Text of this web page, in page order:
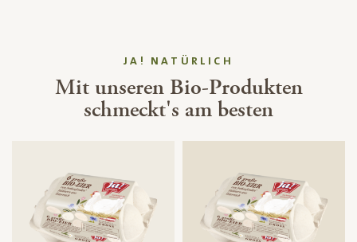
JA! NATÜRLICH
Mit unseren Bio-Produkten
schmeckt's am besten